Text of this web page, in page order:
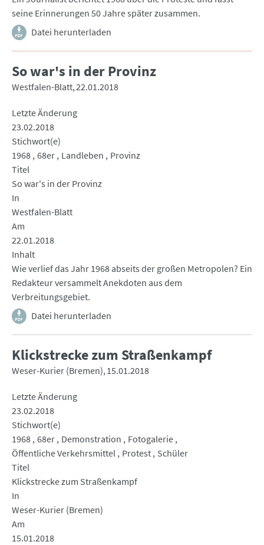
seine Erinnerungen 50 Jahre später zusammen.
Datei herunterladen
So war's in der Provinz
Westfalen-Blatt 22.01.2018
Letzte Änderung
23.02.2018
Stichwort(e)
1968 68er Landleben
Provinz
Titel
So war's in der Provinz
In
Westfalen-Blatt
Am
22.01.2018
Inhalt
Wie verlief das Jahr 1968 abseits der großen Metropolen? Ein
Redakteur versammelt Anekdoten aus dem
Verbreitungsgebiet.
Datei herunterladen
Klickstrecke zum Straßenkampf
Weser-Kurier (Bremen) 15.01.2018
Letzte Änderung
23.02.2018
Stichwort(e)
1968 68er Demonstration
Fotogalerie
Öffentliche Verkehrsmittel Protest Schüler
Titel
Klickstrecke zum Straßenkampf
In
Weser-Kurier (Bremen)
Am
15.01.2018